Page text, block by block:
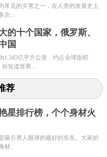
跳进河中洗澡时，也被
于非命。3个月后，另
秘失踪，当小男孩遭
一旁眼睁睁地看着他
发生了好几次水怪袭
常见的灾害之一，在人类的发展史上
次...
的十个国家，俄罗斯、
国
1.345亿平方公里，约占全球面积
你知道世界...
荐
星排行榜，个个身材火
吸引男人眼球的最好的东东。大家的
材...